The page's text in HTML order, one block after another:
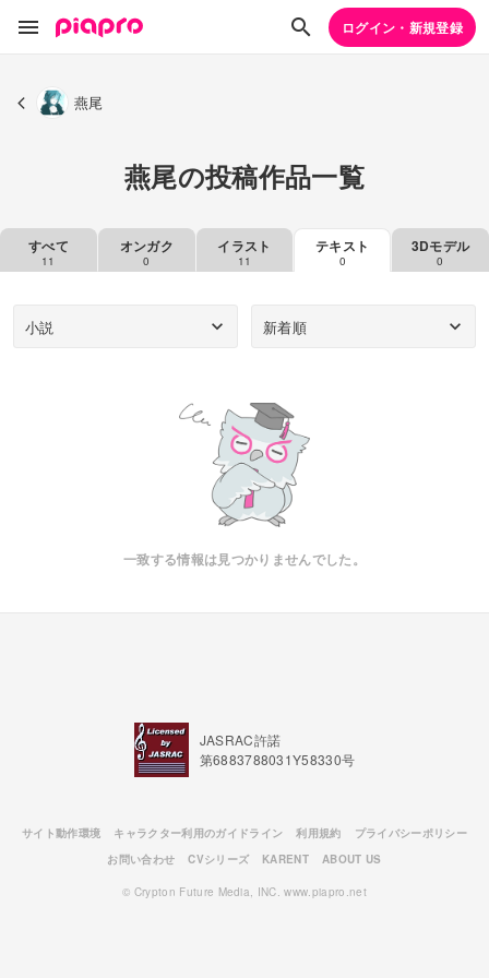
ログイン・新規登録
燕尾
燕尾の投稿作品一覧
すべて
11
オンガク
0
イラスト
11
テキスト
0
3Dモデル
0
小説 新着順
一致する情報は見つかりませんでした。
JASRAC許諾
第6883788031Y58330号
サイト動作環境 キャラクター利用のガイドライン 利用規約
プライバシーポリシー
お問い合わせ
CVシリーズ KARENT ABOUT US
© Crypton Future Media, INC. www.piapro.net